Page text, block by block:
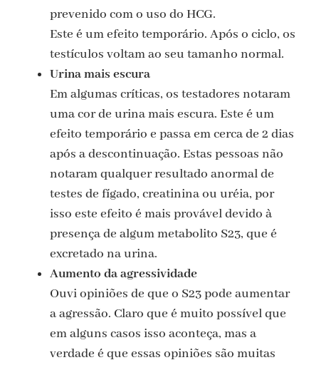
prevenido com o uso do HCG.
Este é um efeito temporário. Após o ciclo, os
testículos voltam ao seu tamanho normal.
Urina mais escura
Em algumas críticas, os testadores notaram
uma cor de urina mais escura. Este é um
efeito temporário e passa em cerca de 2 dias
após a descontinuação. Estas pessoas não
notaram qualquer resultado anormal de
testes de fígado, creatinina ou uréia, por
isso este efeito é mais provável devido à
presença de algum metabolito S23, que é
excretado na urina.
Aumento da agressividade
Ouvi opiniões de que o S23 pode aumentar
a agressão. Claro que é muito possível que
em alguns casos isso aconteça, mas a
verdade é que essas opiniões são muitas